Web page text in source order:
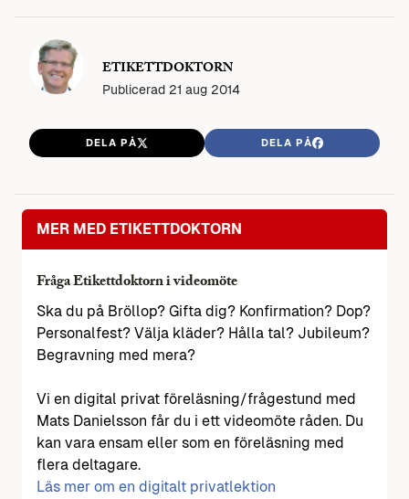
ETIKETTDOKTORN
Publicerad 21 aug 2014
DELA PÅ DELA PÅ
MER MED ETIKETTDOKTORN
Fråga Etikettdoktorn i videomöte
Ska du på Bröllop? Gifta dig? Konfirmation? Dop?
Personalfest? Välja kläder? Hålla tal? Jubileum?
Begravning med mera?
Vi en digital privat föreläsning/frågestund med
Mats Danielsson får du i ett videomöte råden. Du
kan vara ensam eller som en föreläsning med
flera deltagare.
Läs mer om en digitalt privatlektion